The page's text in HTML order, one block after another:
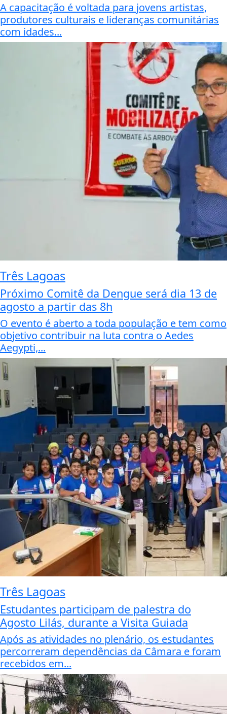
A capacitação é voltada para jovens artistas,
produtores culturais e lideranças comunitárias
com idades...
Três Lagoas
Próximo Comitê da Dengue será dia 13 de
agosto a partir das 8h
O evento é aberto a toda população e tem como
objetivo contribuir na luta contra o Aedes
Aegypti,...
Três Lagoas
Estudantes participam de palestra do
Agosto Lilás, durante a Visita Guiada
Após as atividades no plenário, os estudantes
percorreram dependências da Câmara e foram
recebidos em...